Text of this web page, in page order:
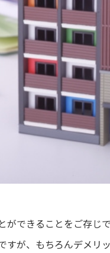
できることをご存じで
が、もちろんデメリッ